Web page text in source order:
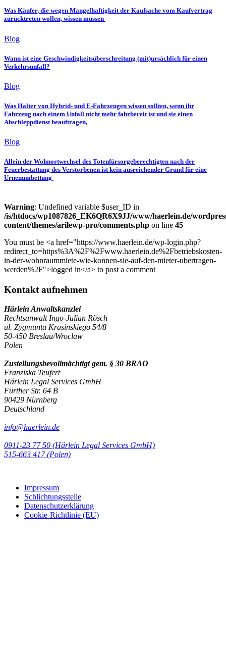
Was Käufer, die wegen Mangelhaftigkeit der Kaufsache vom Kaufvertrag
zurücktreten wollen, wissen müssen
Blog
Wann ist eine Geschwindigkeitsüberschreitung (mit)ursächlich für einen
Verkehrsunfall?
Blog
Was Halter von Hybrid- und E-Fahrzeugen wissen sollten, wenn ihr
Fahrzeug nach einem Unfall nicht mehr fahrbereit ist und sie einen
Abschleppdienst beauftragen,
Blog
Allein der Wohnortwechsel des Totenfürsorgeberechtigten nach der
Feuerbestattung des Verstorbenen ist kein ausreichender Grund für eine
Urnenumbettung
Warning: Undefined variable $user_ID in
/is/htdocs/wp1087826_EK6QR6X9JJ/www/haerlein.de/
content/themes/arilewp-pro/comments.php on line 45
You must be <a href="https://www.haerlein.de/wp-login.php?
redirect_to=https%3A%2F%2Fwww.haerlein.de%2Fbetriebskosten-
in-der-wohnraummiete-wie-konnen-sie-auf-den-mieter-ubertragen-
werden%2F">logged in</a> to post a comment
Kontakt aufnehmen
Härlein Anwaltskanzlei
Rechtsanwalt Ingo-Julian Rösch
ul. Zygmunta Krasinskiego 54/8
50-450 Breslau/Wroclaw
Polen
Zustellungsbevollmächtigt gem. § 30 BRAO
Franziska Teufert
Härlein Legal Services GmbH
Fürther Str. 64 B
90429 Nürnberg
Deutschland
info@haerlein.de
0911-23 77 50 (Härlein Legal Services GmbH)
‭515-663 417 (Polen)‬‬‬
Impressum
Schlichtungsstelle
Datenschutzerklärung
Cookie-Richtlinie (EU)